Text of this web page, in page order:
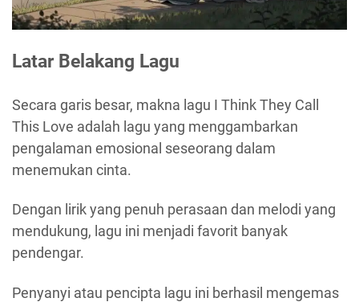
Latar Belakang Lagu
Secara garis besar, makna lagu I Think They Call
This Love adalah lagu yang menggambarkan
pengalaman emosional seseorang dalam
menemukan cinta.
Dengan lirik yang penuh perasaan dan melodi yang
mendukung, lagu ini menjadi favorit banyak
pendengar.
Penyanyi atau pencipta lagu ini berhasil mengemas